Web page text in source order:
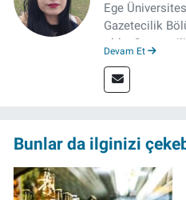
Ege
Gazetecilik
oldu.
Meslek
gazeteci, halen
Devam Et
Bunlar da ilginizi